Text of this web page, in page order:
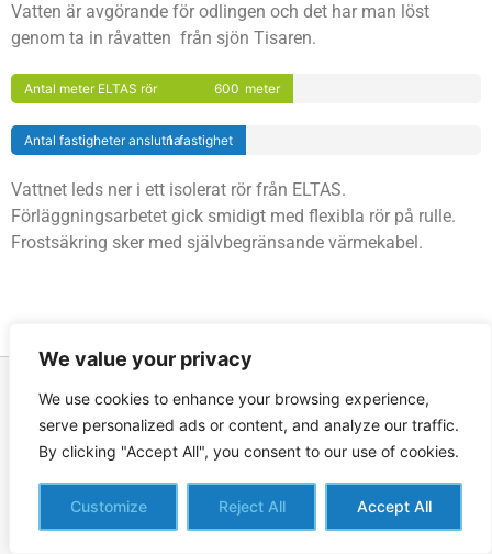
We value your privacy
We use cookies to enhance your browsing experience,
serve personalized ads or content, and analyze our traffic.
By clicking "Accept All", you consent to our use of cookies.
Customize Reject All Accept All
Vatten är avgörande för odlingen och det har man löst
genom ta in råvatten från sjön Tisaren.
600 meter
Antal meter ELTAS rör
1 fastighet
Antal fastigheter anslutna
Vattnet leds ner i ett isolerat rör från ELTAS.
Förläggningsarbetet gick smidigt med flexibla rör på rulle.
Frostsäkring sker med självbegränsande värmekabel.
Effektiva LTA-system där grundförläggning är att föredra –
ELTAS eco²ochELTAS heat
© Effektiva LTA System i Sverige AB – Org.nr: 556834-1092